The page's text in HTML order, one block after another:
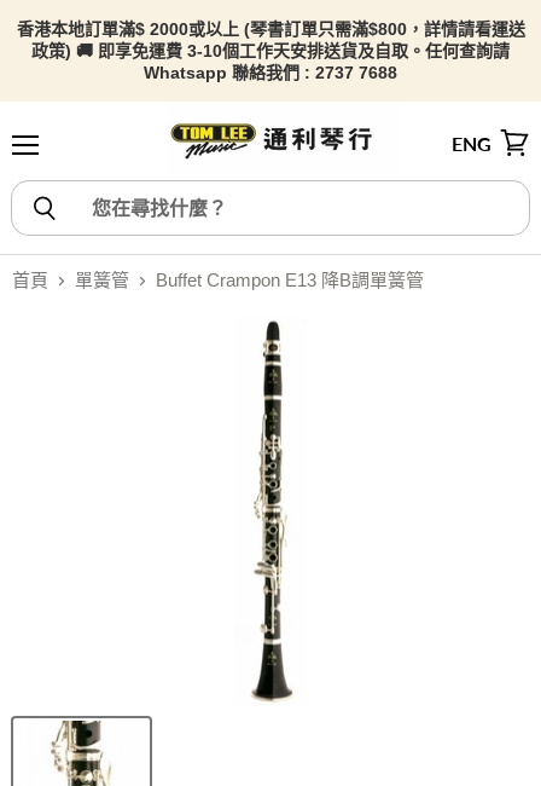
香港本地訂單滿$ 2000或以上 (琴書訂單只需滿$800，詳情請看運送
政策) 🚚 即享免運費 3-10個工作天安排送貨及自取。任何查詢請
Whatsapp 聯絡我們 : 2737 7688
ENG
首頁 單簧管 Buffet Crampon E13 降B調單簧管